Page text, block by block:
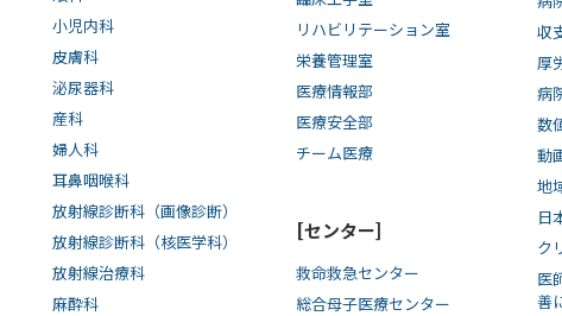
小児内科
皮膚科
泌尿器科
産科
婦人科
耳鼻咽喉科
放射線診断科（画像診断）
放射線診断科（核医学科）
放射線治療科
麻酔科
リハビリテーション室
栄養管理室
医療情報部
医療安全部
チーム医療
[センター]
救命救急センター
総合母子医療センター
収
厚
病
数
動
地
日
ク
医
善